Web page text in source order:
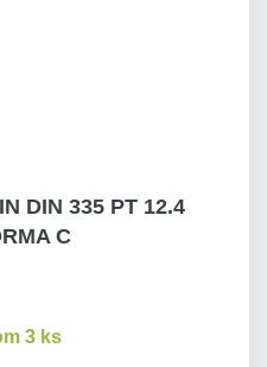
DIN 335 PT 12.4
C
3 ks